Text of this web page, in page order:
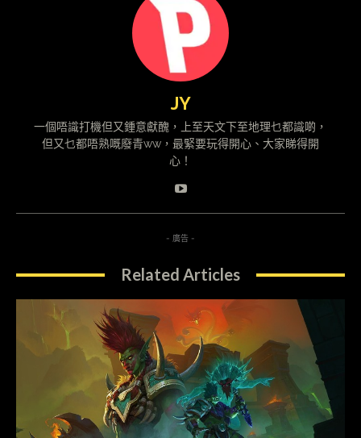
JY
一個唔識打機但又鍾意獻醜，上至天文下至地理乜都識啲，
但又乜都唔熟嘅廢青ww，最緊要玩得開心、大家睇得開
心！
- 廣告 -
Related Articles